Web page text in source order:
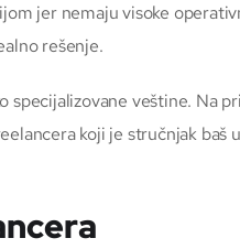
jer nemaju visoke
rešenje.
veštine. Na
koji je stručnjak baš